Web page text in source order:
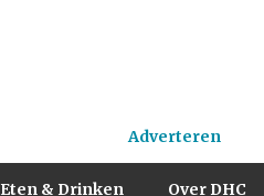
Adverteren
Eten & Drinken Over DHC